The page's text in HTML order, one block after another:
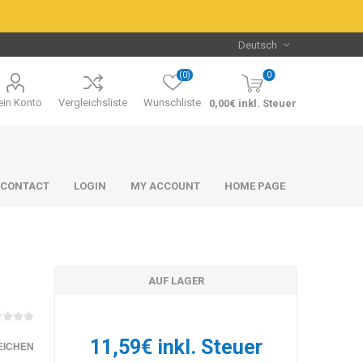
Konto Vergleichsliste Wunschliste
(0) 0
0,00€ inkl. Steuer
CONTACT LOGIN MY ACCOUNT HOME PAGE
AUF LAGER
11,59€ inkl. Steuer